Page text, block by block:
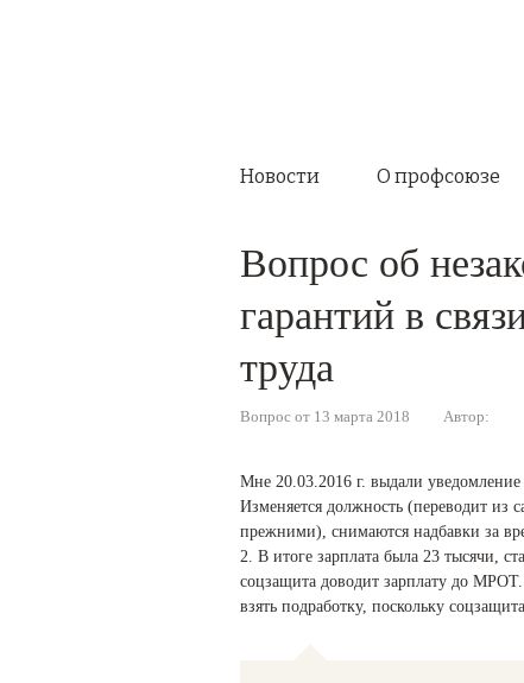
Новости О профсоюзе
Вопрос об
гарантий в
труда
Вопрос от 13 марта 2018 Автор:
Мне 20.03.2016 г. выдали
Изменяется должность (переводит из
прежними), снимаются надбавки за
2. В итоге зарплата была 23 тысячи,
соцзащита доводит зарплату до
взять подработку, поскольку